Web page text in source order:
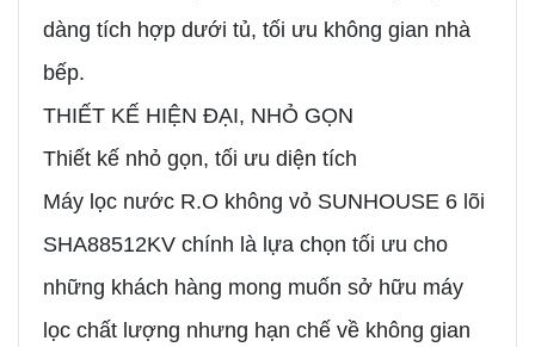
dàng tích hợp dưới tủ, tối ưu không gian nhà
bếp.
THIẾT KẾ HIỆN ĐẠI, NHỎ GỌN
Thiết kế nhỏ gọn, tối ưu diện tích
Máy lọc nước R.O không vỏ SUNHOUSE 6 lõi
SHA88512KV chính là lựa chọn tối ưu cho
những khách hàng mong muốn sở hữu máy
lọc chất lượng nhưng hạn chế về không gian